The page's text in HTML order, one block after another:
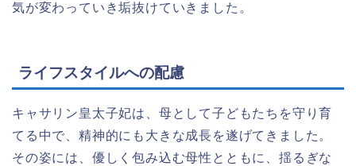
気が変わっていき垢抜けていきました。
ライフスタイルへの配慮
キャサリン皇太子妃は、母として子どもたちを守り育
てる中で、精神的にも大きな成長を遂げてきました。
その姿には、優しく包み込む母性とともに、揺るぎな